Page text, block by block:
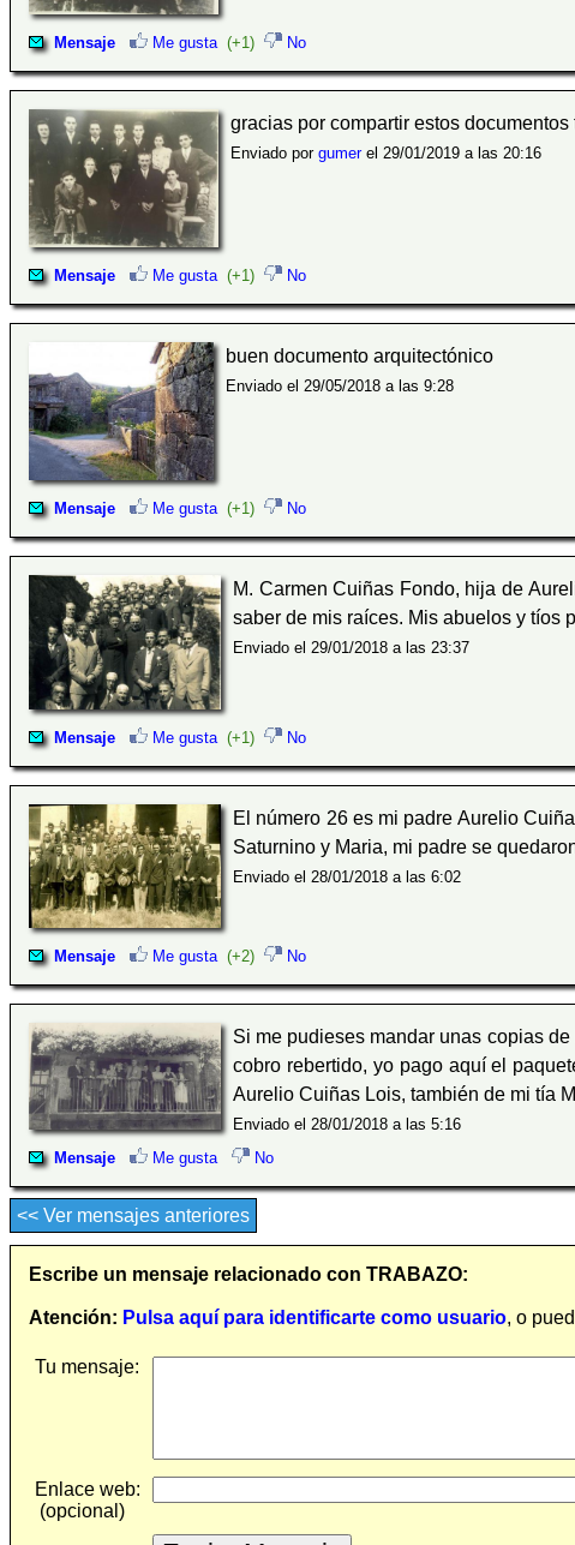
Mensaje Me gusta (+1) No
gracias por compartir estos
Enviado porgumerel 29/01/2019 a las 20:16
Mensaje Me gusta (+1) No
buen documento arquitectónico
Enviado el 29/05/2018 a las 9:28
Mensaje Me gusta (+1) No
M. Carmen Cuiñas Fondo, hija de
saber de mis raíces. Mis abuelos y tíos
Enviado el 29/01/2018 a las 23:37
Mensaje Me gusta (+1) No
El número 26 es mi padre Aurelio
Saturnino y Maria, mi padre se
Enviado el 28/01/2018 a las 6:02
Mensaje Me gusta (+2) No
Si me pudieses mandar unas copias de
cobro rebertido, yo pago aquí el
Aurelio Cuiñas Lois, también de mi tía
Enviado el 28/01/2018 a las 5:16
Mensaje
Me gusta No
<< Ver mensajes anteriores
Escribe un mensaje relacionado con TRABAZO:
Atención: Pulsa aquí para identificarte como usuario, o
Tu mensaje:
Enlace web:
(opcional)